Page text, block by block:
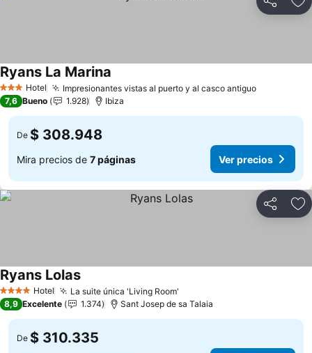
Compartir
3 Estrellas
Hotel Impresionantes vistas al puerto y al casco antiguoVer
Ryans La Marina
7,6 Bueno 1.928 Ibiza
De $ 308.948
Mira precios de 7 páginas Ver precios
Compartir
4 EstrellasHotel La suite única 'Living Room'
Ryans LolasVer precios
8,9 Excelente 1.374 Sant Josep de sa Talaia
De $ 310.335